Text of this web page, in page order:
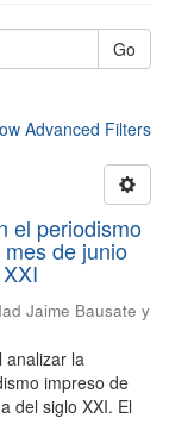
Go
Advanced Filters
el periodismo
de junio
Jaime Bausate y
analizar la
impreso de
del siglo XXI. El